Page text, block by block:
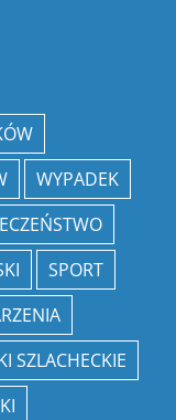
WYPADEK
SPORT
SZLACHECKIE